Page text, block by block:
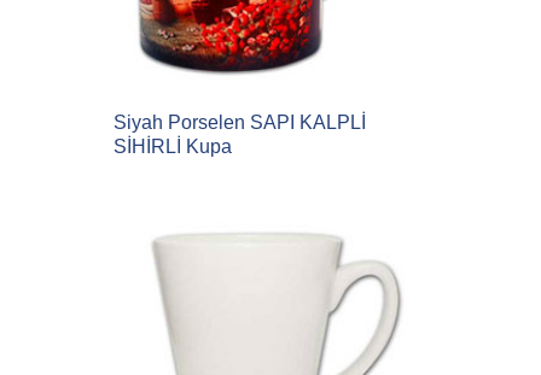
Siyah Porselen SAPI KALPLİ
SİHİRLİ Kupa